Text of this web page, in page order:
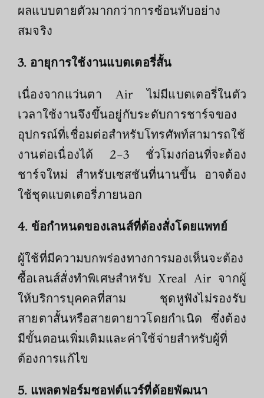
ผลแบบตายตัวมากกว่าการซ้อนทับอย่าง
สมจริง
3. อายุการใช้งานแบตเตอรี่สั้น
เนื่องจากแว่นตา Air ไม่มีแบตเตอรี่ในตัว
เวลาใช้งานจึงขึ้นอยู่กับระดับการชาร์จของ
อุปกรณ์ที่เชื่อมต่อสำหรับโทรศัพท์สามารถใช้
งานต่อเนื่องได้ 2-3 ชั่วโมงก่อนที่จะต้อง
ชาร์จใหม่ สำหรับเซสชันที่นานขึ้น อาจต้อง
ใช้ชุดแบตเตอรี่ภายนอก
4. ข้อกำหนดของเลนส์ที่ต้องสั่งโดยแพทย์
ผู้ใช้ที่มีความบกพร่องทางการมองเห็นจะต้อง
ซื้อเลนส์สั่งทำพิเศษสำหรับ Xreal Air จากผู้
ให้บริการบุคคลที่สาม ชุดหูฟังไม่รองรับ
สายตาสั้นหรือสายตายาวโดยกำเนิด ซึ่งต้อง
มีขั้นตอนเพิ่มเติมและค่าใช้จ่ายสำหรับผู้ที่
ต้องการแก้ไข
5. แพลตฟอร์มซอฟต์แวร์ที่ด้อยพัฒนา